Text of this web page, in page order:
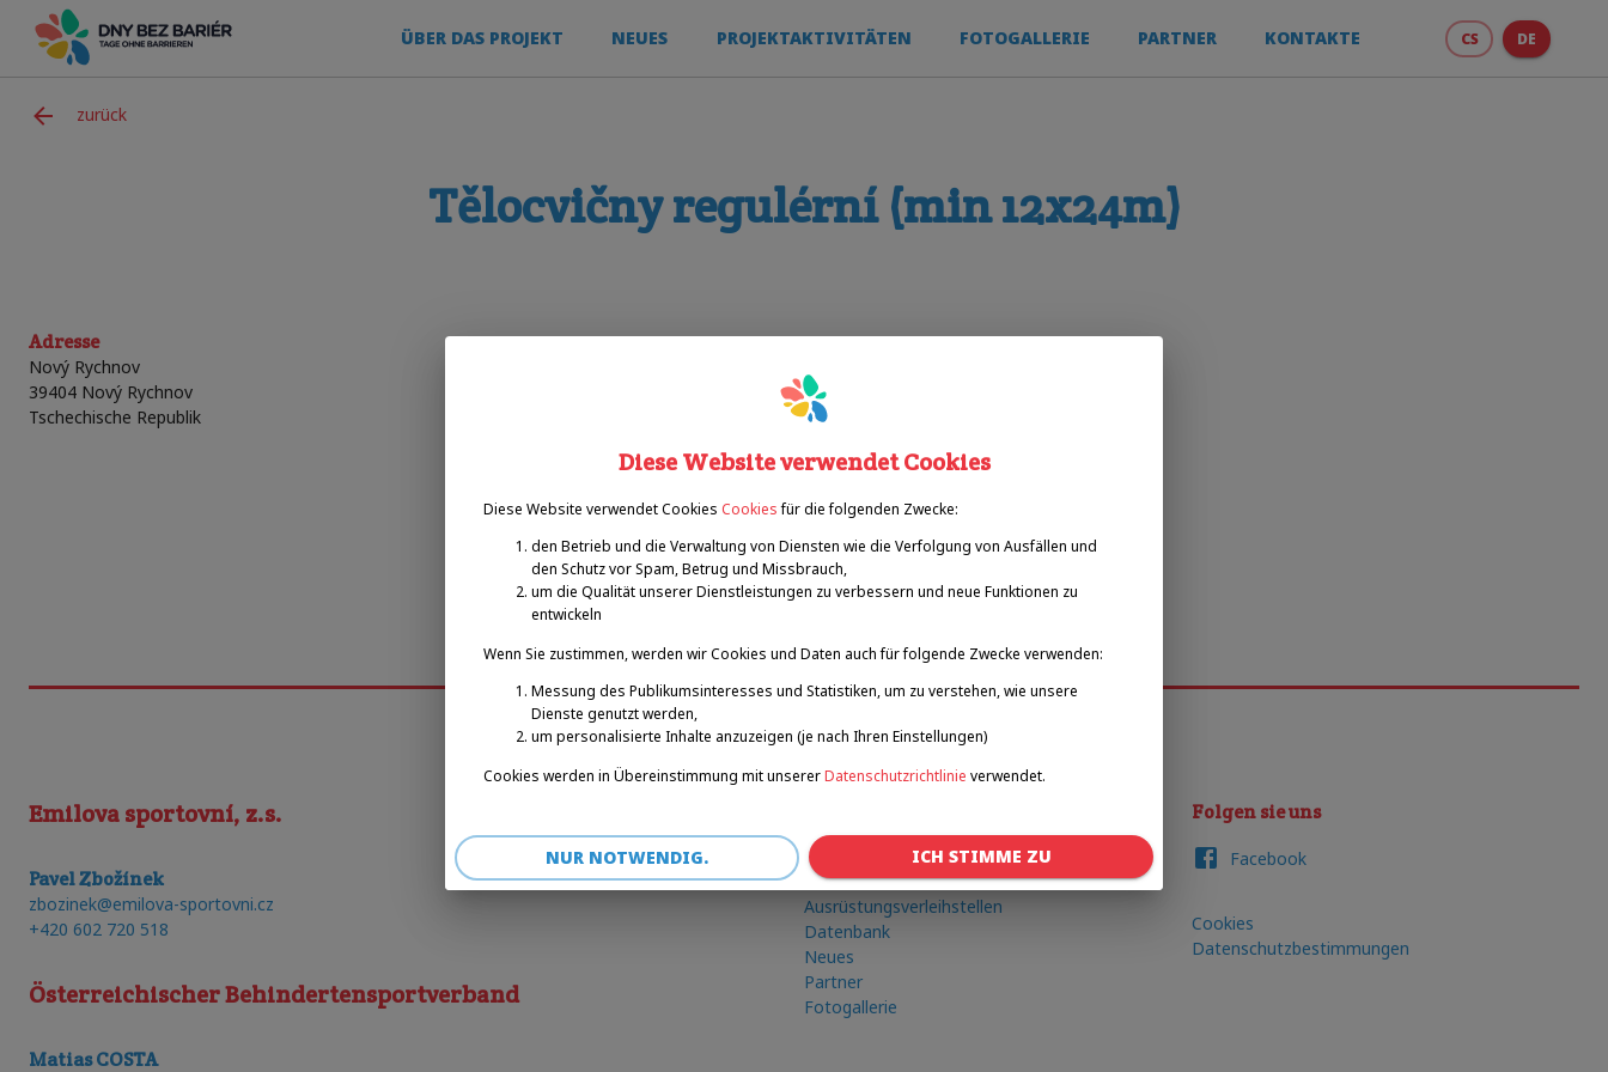
ÜBER DAS PROJEKT NEUES PROJEKTAKTIVITÄTEN FOTOGALLERIE PARTNER KONTAKTE CS DE
zurück
Tělocvičny regulérní (min 12x24m)
Adresse
Nový Rychnov
39404 Nový Rychnov
Tschechische Republik
Emilova sportovní, z.s.
Pavel Zbožínek
zbozinek@emilova-sportovni.cz
+420 602 720 518
Österreichischer Behindertensportverband
Matias COSTA
Winterspiele
Roadshow
Ausrüstungsverleihstellen
Datenbank
Neues
Partner
Fotogallerie
Folgen sie uns
Facebook
Cookies
Datenschutzbestimmungen
Diese Website verwendet Cookies
Diese Website verwendet Cookies Cookies für die folgenden Zwecke:
den Betrieb und die Verwaltung von Diensten wie die Verfolgung von Ausfällen und
den Schutz vor Spam, Betrug und Missbrauch,
um die Qualität unserer Dienstleistungen zu verbessern und neue Funktionen zu
entwickeln
Wenn Sie zustimmen, werden wir Cookies und Daten auch für folgende Zwecke verwenden:
Messung des Publikumsinteresses und Statistiken, um zu verstehen, wie unsere
Dienste genutzt werden,
um personalisierte Inhalte anzuzeigen (je nach Ihren Einstellungen)
Cookies werden in Übereinstimmung mit unsererDatenschutzrichtlinie verwendet.
NUR NOTWENDIG. ICH STIMME ZU